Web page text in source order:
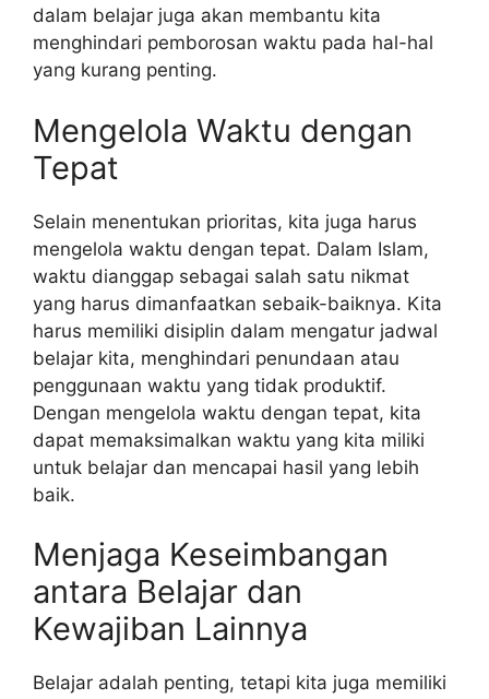
dalam belajar juga akan membantu kita
menghindari pemborosan waktu pada hal-hal
yang kurang penting.
Mengelola Waktu dengan
Tepat
Selain menentukan prioritas, kita juga harus
mengelola waktu dengan tepat. Dalam Islam,
waktu dianggap sebagai salah satu nikmat
yang harus dimanfaatkan sebaik-baiknya. Kita
harus memiliki disiplin dalam mengatur jadwal
belajar kita, menghindari penundaan atau
penggunaan waktu yang tidak produktif.
Dengan mengelola waktu dengan tepat, kita
dapat memaksimalkan waktu yang kita miliki
untuk belajar dan mencapai hasil yang lebih
baik.
Menjaga Keseimbangan
antara Belajar dan
Kewajiban Lainnya
Belajar adalah penting, tetapi kita juga memiliki